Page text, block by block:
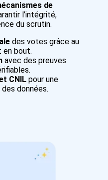
de
l’intégrité,
du scrutin.
des votes grâce au
bout.
avec des preuves
CNIL pour une
données.